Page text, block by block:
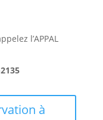
l’APPAL
à